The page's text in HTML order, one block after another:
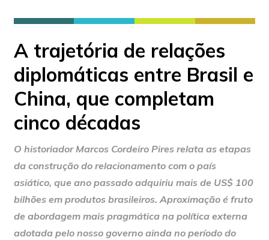
A trajetória de relações
diplomáticas entre Brasil e
China, que completam
cinco décadas
O historiador Marcos Cordeiro Pires relata as etapas
da construção do relacionamento com o país
asiático, que ano passado adquiriu mais de US$ 100
bilhões em produtos brasileiros. Aproximação é fruto
de abordagem mais pragmática na política externa
adotada pelo nosso governo ainda no período do